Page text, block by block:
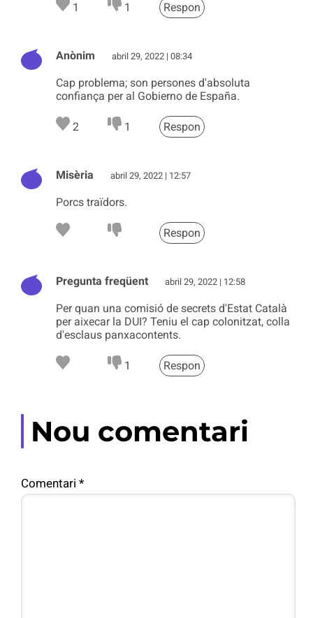
1 1 Respon
Anònim abril 29, 2022 | 08:34
Cap problema; son persones d'absoluta
confiança per al Gobierno de España.
2 1 Respon
Misèria abril 29, 2022 | 12:57
Porcs traïdors.
Respon
Pregunta freqüent abril 29, 2022 | 12:58
Per quan una comisió de secrets d'Estat Català
per aixecar la DUI? Teniu el cap colonitzat, colla
d'esclaus panxacontents.
1 Respon
Nou comentari
Comentari *